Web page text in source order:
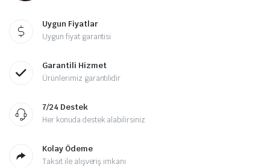
Uygun Fiyatlar
Uygun fiyat garantisi
Garantili Hizmet
Ürünlerimiz garantilidir
7/24 Destek
Her konuda destek alabilirsiniz
Kolay Ödeme
Taksit ile alışveriş imkanı